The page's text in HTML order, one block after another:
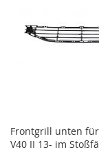
Frontgrill unten für
V40 II 13- im